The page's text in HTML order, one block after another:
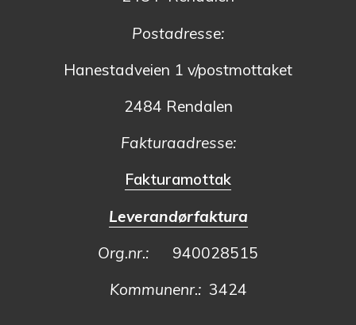
Postadresse:
Hanestadveien 1 v/postmottaket
2484 Rendalen
Fakturaadresse:
Fakturamottak
Leverandørfaktura
Org.nr.:
940028515
Kommunenr.:3424